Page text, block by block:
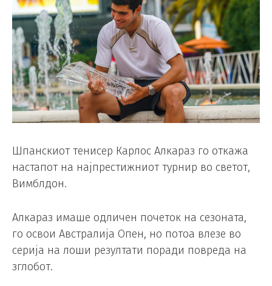
Шпанскиот тенисер Карлос Алкараз го откажа
настапот на најпрестижниот турнир во светот,
Вимблдон.
Алкараз имаше одличен почеток на сезоната,
го освои Австралија Опен, но потоа влезе во
серија на лоши резултати поради повреда на
зглобот.